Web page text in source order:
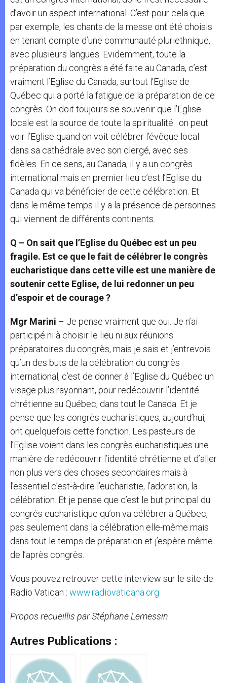
d’avoir un aspect international. C’est pour cela que
par exemple, les chants de la messe ont été choisis
en tenant compte d’une communauté pluriethnique,
avec plusieurs langues. Evidemment, toute la
préparation du congrès a été faite au Canada, c’est
vraiment l’Eglise du Canada, surtout l’Eglise de
Québec qui a porté la fatigue de la préparation de ce
congrès. On doit toujours se souvenir que l’Eglise
locale est la source de toute la spiritualité : on peut
voir l’Eglise quand on voit célébrer l’évêque local
dans sa cathédrale avec son clergé, avec ses
fidèles. En ce sens, au Canada, il y a un congrès
international mais en premier lieu c’est l’Eglise du
Canada qui va bénéficier de cette célébration. Et
dans le même temps il y a la présence de personnes
qui viennent de différents continents.
Q – On sait que l’Eglise du Québec est un peu
fragile. Est ce que le fait de célébrer le congrès
eucharistique dans cette ville est une manière de
soutenir cette Eglise, de lui redonner un peu
d’espoir et de courage ?
Mgr Marini – Je pense vraiment que oui. Je n’ai
participé ni à choisir le lieu ni aux réunions
préparatoires du congrès, mais je sais et j’entrevois
qu’un des buts de la célébration du congrès
international, c’est de donner à l’Eglise du Québec un
visage plus rayonnant, pour redécouvrir l’identité
chrétienne au Québec, dans tout le Canada. Et je
pense que les congrès eucharistiques, aujourd’hui,
ont quelquefois cette fonction. Les pasteurs de
l’Eglise voient dans les congrès eucharistiques une
manière de redécouvrir l’identité chrétienne et d’aller
non plus vers des choses secondaires mais à
l’essentiel c’est-à-dire l’eucharistie, l’adoration, la
célébration. Et je pense que c’est le but principal du
congrès eucharistique qu’on va célébrer à Québec,
pas seulement dans la célébration elle-même mais
dans tout le temps de préparation et j’espère même
de l’après congrès.
Vous pouvez retrouver cette interview sur le site de
Radio Vatican : www.radiovaticana.org
Propos recueillis par Stéphane Lemessin
Autres Publications :